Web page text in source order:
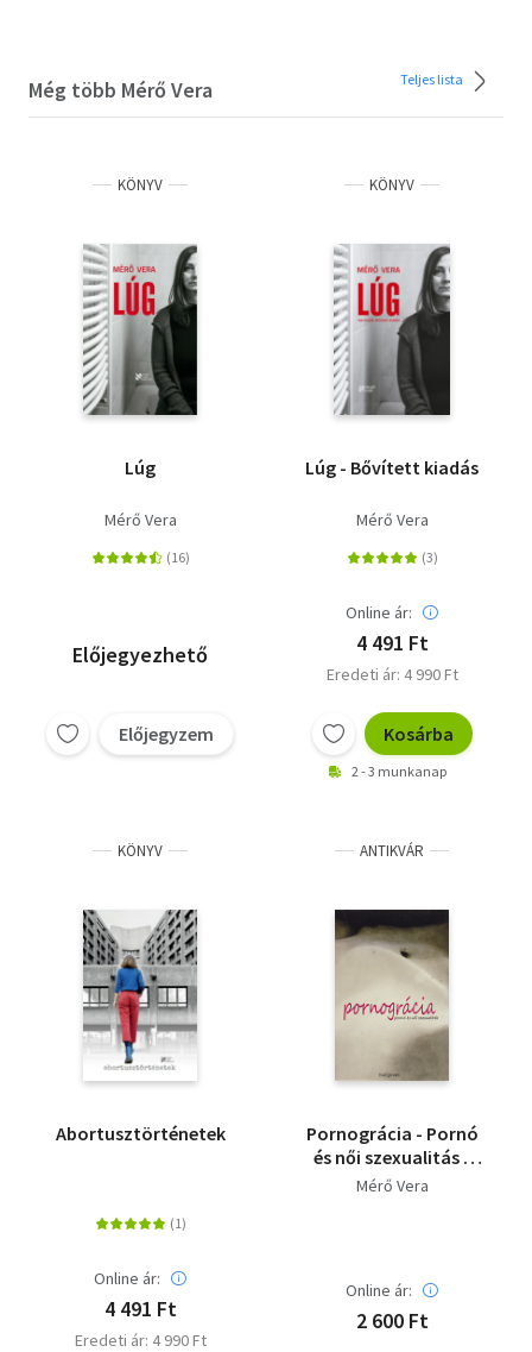
Még több Mérő Vera Teljes lista
KÖNYV
Lúg
Mérő Vera
Előjegyezhető
Előjegyzem
KÖNYV
Lúg - Bővített kiadás
Mérő Vera
Online ár:
4 491 Ft
Eredeti ár: 4 990 Ft
Kosárba
2 - 3 munkanap
KÖNYV
Abortusztörténetek
Online ár:
4 491 Ft
Eredeti ár: 4 990 Ft
ANTIKVÁR
Pornográcia - Pornó
és női szexualitás -
Vad Katalin (Michelle
Mérő Vera
Online ár:
2 600 Ft